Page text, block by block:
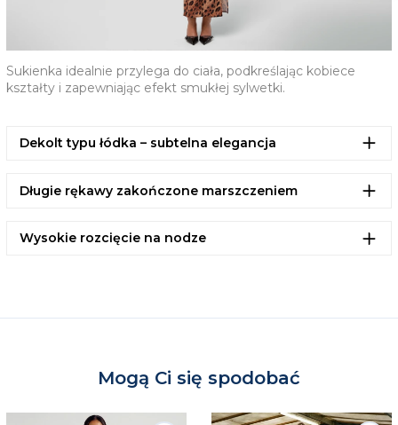
Pamiętaj, że możemy przyjąć wymianę lub zwrot
produktów, które posiadają metki, nie były wcześniej
Sukienka idealnie przylega do ciała, podkreślając kobiece
kształty i zapewniając efekt smukłej sylwetki.
Dekolt typu łódka – subtelna elegancja
Długie rękawy zakończone marszczeniem
Wysokie rozcięcie na nodze
Mogą Ci się spodobać